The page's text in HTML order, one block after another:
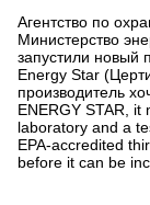
Агентство по
Министерство
запустили новый
Energy Star
производитель
ENERGY STAR,
laboratory and a
EPA-accredited
before it can be